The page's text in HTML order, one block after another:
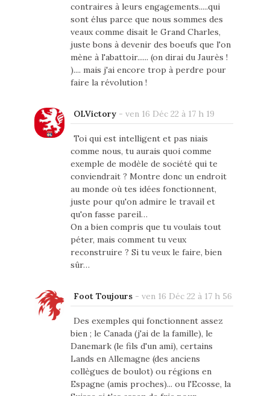
contraires à leurs engagements.....qui
sont élus parce que nous sommes des
veaux comme disait le Grand Charles,
juste bons à devenir des boeufs que l'on
mène à l'abattoir...... (on dirai du Jaurès !
).... mais j'ai encore trop à perdre pour
faire la révolution !
OLVictory- ven 16 Déc 22 à 17 h 19
Toi qui est intelligent et pas niais
comme nous, tu aurais quoi comme
exemple de modèle de société qui te
conviendrait ? Montre donc un endroit
au monde où tes idées fonctionnent,
juste pour qu'on admire le travail et
qu'on fasse pareil…
On a bien compris que tu voulais tout
péter, mais comment tu veux
reconstruire ? Si tu veux le faire, bien
sûr…
Foot Toujours- ven 16 Déc 22 à 17 h 56
Des exemples qui fonctionnent assez
bien ; le Canada (j'ai de la famille), le
Danemark (le fils d'un ami), certains
Lands en Allemagne (des anciens
collègues de boulot) ou régions en
Espagne (amis proches)... ou l'Ecosse, la